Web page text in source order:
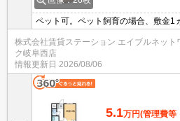
ペット可。ペット飼育の場合、敷金1
株式会社賃貸ステーション エイブルネット
ク岐阜西店
情報更新日 2026/08/06
5.1万円(管理費等